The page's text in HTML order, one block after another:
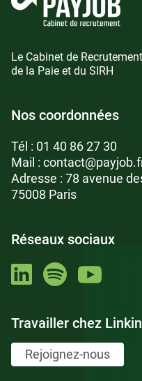
Le Cabinet de
de la Paie et du SIRH
Nos coordonnées
Tél : 01 40 86 27 30
Mail :
Adresse : 78 avenue
75008 Paris
Réseaux sociaux
Travailler chez
Rejoignez-nous